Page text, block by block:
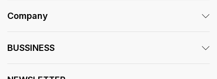
Company
BUSSINESS